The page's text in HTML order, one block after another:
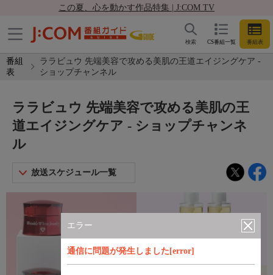
この夏、心を動かす作品特集 | J:COM TV
CS番組一覧 番組表
検索
番組
表
ララビュウ 先端美容で攻める美肌の王道エイジングケア -
ショップチャンネル
エラー
通信に問題が発生しました[error]
ララビュウ 先端美容で攻める美肌の王
道エイジングケア - ショップチャンネ
ル
放送スケジュール一覧